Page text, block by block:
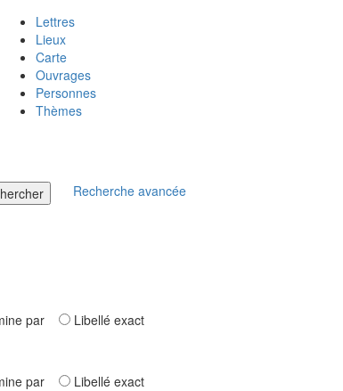
Lettres
Lieux
Carte
Ouvrages
Personnes
Thèmes
Recherche avancée
par Libellé exact
par Libellé exact